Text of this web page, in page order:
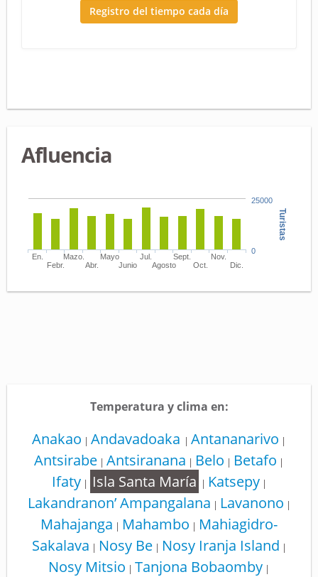
Registro del tiempo cada día
Afluencia
Turistas
En.
Febr.
Mazo.
Abr.
Mayo
Junio
Jul.
Agosto
Sept.
Oct.
Nov.
Dic.
0
25000
Temperatura y clima en:
Anakao | Andavadoaka | Antananarivo |
Antsirabe | Antsiranana | Belo | Betafo |
Ifaty| Isla Santa María | Katsepy|
Lakandranon’ Ampangalana | Lavanono |
Mahajanga | Mahambo | Mahiagidro-
Sakalava | Nosy Be| Nosy Iranja Island |
Nosy Mitsio | Tanjona Bobaomby |